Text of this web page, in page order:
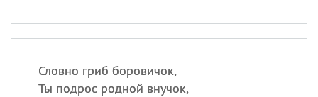
Словно гриб боровичок,
Ты подрос родной внучок,